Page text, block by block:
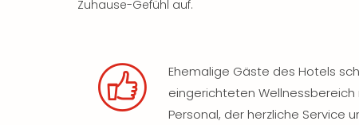
Zuhause-Gefühl auf.
Ehemalige Gäste des Hotels
eingerichteten Wellnessbereich
Personal, der herzliche Service